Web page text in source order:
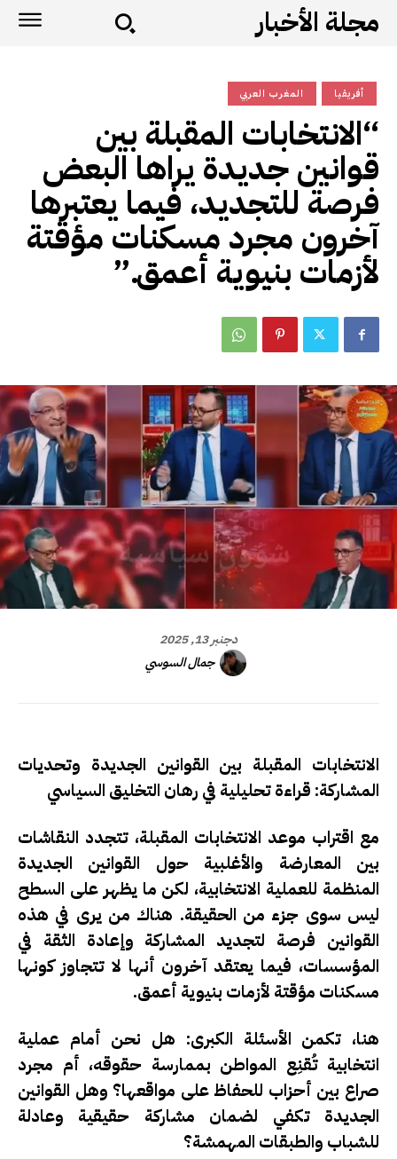
مجلة الأخبار
أفريقيا المغرب العربي
“الانتخابات المقبلة بين
قوانين جديدة يراها البعض
فرصة للتجديد، فيما يعتبرها
آخرون مجرد مسكنات مؤقتة
لأزمات بنيوية أعمق.”
دجنبر 13, 2025
جمال السوسي
الانتخابات المقبلة بين القوانين الجديدة وتحديات
المشاركة: قراءة تحليلية في رهان التخليق السياسي
مع اقتراب موعد الانتخابات المقبلة، تتجدد النقاشات
بين المعارضة والأغلبية حول القوانين الجديدة
المنظمة للعملية الانتخابية، لكن ما يظهر على السطح
ليس سوى جزء من الحقيقة. هناك من يرى في هذه
القوانين فرصة لتجديد المشاركة وإعادة الثقة في
المؤسسات، فيما يعتقد آخرون أنها لا تتجاوز كونها
مسكنات مؤقتة لأزمات بنيوية أعمق.
هنا، تكمن الأسئلة الكبرى: هل نحن أمام عملية
انتخابية تُقنِع المواطن بممارسة حقوقه، أم مجرد
صراع بين أحزاب للحفاظ على مواقعها؟ وهل القوانين
الجديدة تكفي لضمان مشاركة حقيقية وعادلة
للشباب والطبقات المهمشة؟